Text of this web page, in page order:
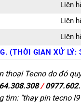
Liên
Liên
Liên
(THỜI GIAN XỬ
Tecno do đó
/
tìm: "thay pin tecno l9